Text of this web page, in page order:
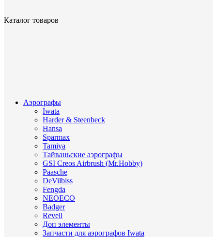
Каталог товаров
Аэрографы
Iwata
Harder & Steenbeck
Hansa
Sparmax
Tamiya
Тайваньские аэрографы
GSI Creos Airbrush (Mr.Hobby)
Paasche
DeVilbiss
Fengda
NEOECO
Badger
Revell
Доп элементы
Запчасти для аэрографов Iwata